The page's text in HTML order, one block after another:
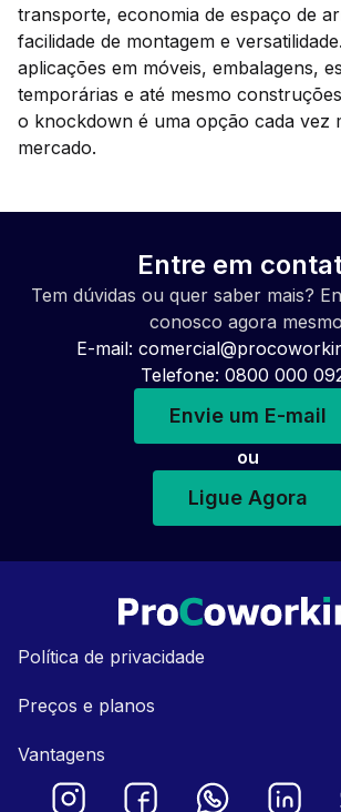
transporte, economia de espaço de
facilidade de montagem e
aplicações em móveis, embalagens,
temporárias e até mesmo
o knockdown é uma opção cada vez
mercado.
Entre em
Tem dúvidas ou quer saber mais?
conosco agora
E-mail:
Telefone: 0800 000
Envie um E-mail
ou
Ligue Agora
Política de privacidade
Preços e planos
Vantagens